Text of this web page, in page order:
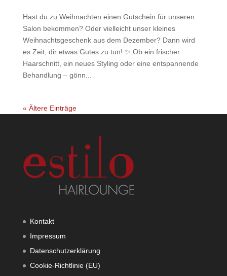
Hast du zu Weihnachten einen Gutschein für unseren
Salon bekommen? Oder vielleicht unser kleines
Weihnachtsgeschenk aus dem Dezember? Dann wird
es Zeit, dir etwas Gutes zu tun! ✨ Ob ein frischer
Haarschnitt, ein neues Styling oder eine entspannende
Behandlung – gönn...
« Ältere Einträge
Kontakt
Impressum
Datenschutzerklärung
Cookie-Richtlinie (EU)